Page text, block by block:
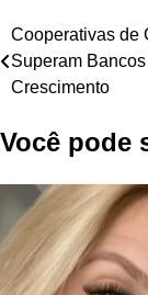
Navegação
de
Cooperativas de
Superam
Crescimento
Você pode